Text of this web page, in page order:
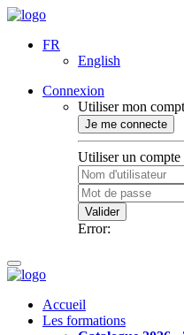
FR
English
Connexion
Utiliser mon
Je me connecte
Utiliser un
Valider
Error:
Accueil
Les formations